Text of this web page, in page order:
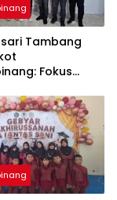
Tambang
Fokus